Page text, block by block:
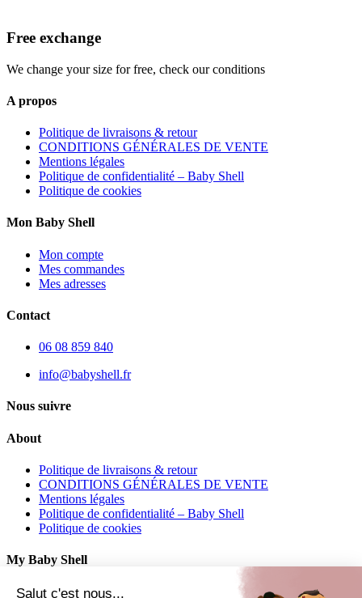
Free exchange
We change your size for free, check our conditions
A propos
Politique de livraisons & retour
CONDITIONS GÉNÉRALES DE VENTE
Mentions légales
Politique de confidentialité – Baby Shell
Politique de cookies
Mon Baby Shell
Mon compte
Mes commandes
Mes adresses
Contact
06 08 859 840
info@babyshell.fr
Nous suivre
About
Politique de livraisons & retour
CONDITIONS GÉNÉRALES DE VENTE
Mentions légales
Politique de confidentialité – Baby Shell
Politique de cookies
My Baby Shell
Mon compte
Salut c'est nous...